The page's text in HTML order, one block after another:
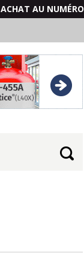
ACHAT AU NUMÉRO